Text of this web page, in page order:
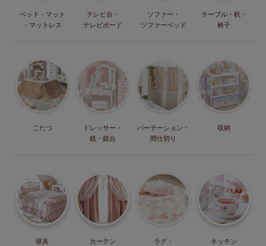
ベッド・マット
・マットレス
テレビ台・
テレビボード
ソファー・
ソファーベッド
テーブル・机・
椅子
こたつ
ドレッサー・
鏡・鏡台
パーテーション・
間仕切り
収納
寝具 カーテン
ラグ・
キッチン